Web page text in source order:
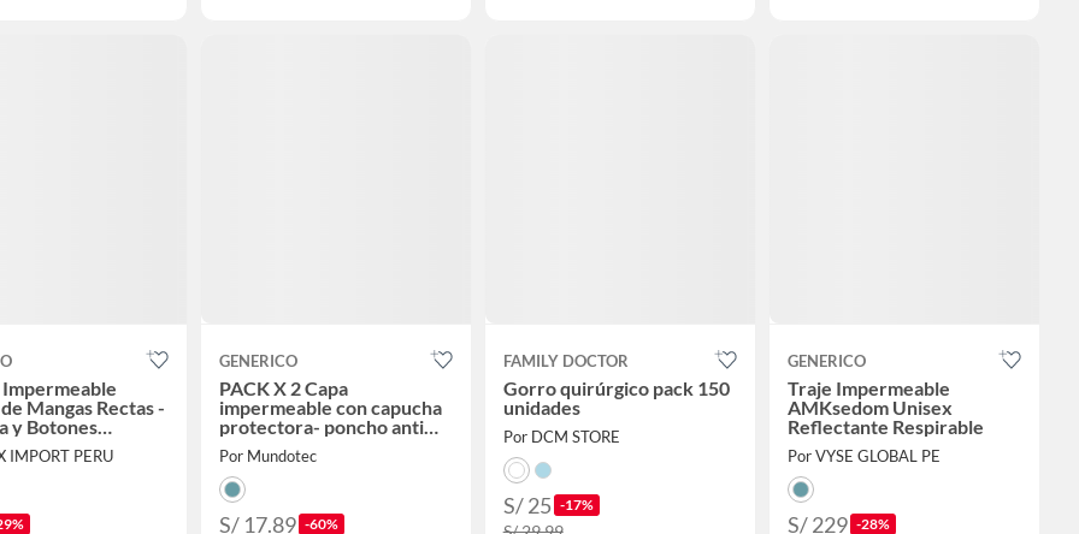
Mangas Rectas -
y Botones
IMPORT PERU
GENERICO
PACK X 2 Capa
impermeable con capucha
protectora- poncho anti
fluido - Unidad
Por Mundotec
S/ 17.89 -60%
FAMILY DOCTOR
Gorro quirúrgico pack 150
unidades
Por DCM STORE
S/ 25 -17%
GENERICO
Traje Impermeable
AMKsedom Unisex
Reflectante Respirable
Por VYSE GLOBAL PE
S/ 229 -28%